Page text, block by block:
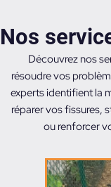
Nos
Découvrez nos
résoudre vos
experts identifient la
réparer vos fissures,
ou renforcer